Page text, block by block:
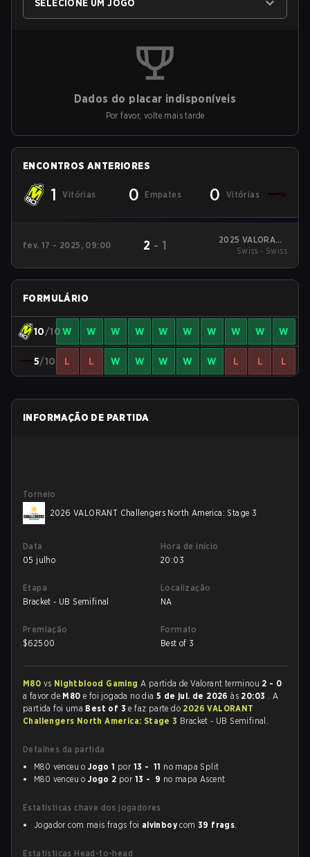
SELECIONE UM JOGO
Dados do placar indisponíveis
Por favor, volte mais tarde
ENCONTROS ANTERIORES
1 Vitórias 0 Empates 0 Vitórias
fev. 17 - 2025, 09:00 2 - 1
2025 VALORANT
Challengers North
Swiss - Swiss
FORMULÁRIO
10/10W W W W W W W W W W
5/10 L L W W W W W L L L
INFORMAÇÃO DE PARTIDA
Torneio
2026 VALORANT Challengers North America: Stage 3
Data
05 julho
Hora de início
20:03
Etapa
Bracket - UB Semifinal
Localização
NA
Premiação
$62500
Formato
Best of 3
M80 vs Nightblood GamingA partida de Valorant terminou 2 - 0
a favor de M80e foi jogada no dia5 de jul. de 2026às 20:03 . A
partida foi uma Best of 3e faz parte do 2026 VALORANT
Challengers North America: Stage 3 Bracket - UB Semifinal.
Detalhes da partida
M80 venceu oJogo 1 por 13 - 11 no mapa Split
M80 venceu oJogo 2 por 13 - 9 no mapa Ascent
Estatísticas chave dos jogadores
Jogador com mais frags foi alvinboy com39 frags.
Estatísticas Head-to-head